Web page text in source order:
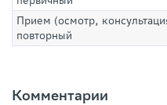
Прием (осмотр,
повторный
Комментарии